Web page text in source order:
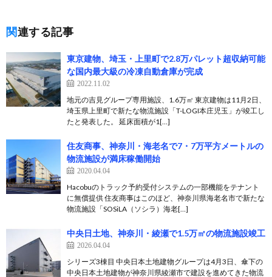
関連する記事
東京建物、埼玉・上里町で2.8万パレット超収納可能
な国内最大級の冷凍自動倉庫が完成
2022.11.02
地元の吉見グループ専用施設、1.6万㎡ 東京建物は11月2日、
埼玉県上里町で新たな物流施設「T-LOGI本庄児玉」が竣工し
たと発表した。 延床面積が1[…]
住友商事、神奈川・海老名で7・7万平方メートルの
物流施設が満床稼働開始
2020.04.04
Hacobuのトラック予約受付システムの一部機能をテナント
に無償提供 住友商事はこのほど、神奈川県海老名市で新たな
物流施設「SOSiLA（ソシラ）海老[…]
中央日土地、神奈川・綾瀬で1.5万㎡の物流施設竣工
2026.04.04
シリーズ3棟目 中央日本土地建物グループは4月3日、傘下の
中央日本土地建物が神奈川県綾瀬市で建設を進めてきた物流